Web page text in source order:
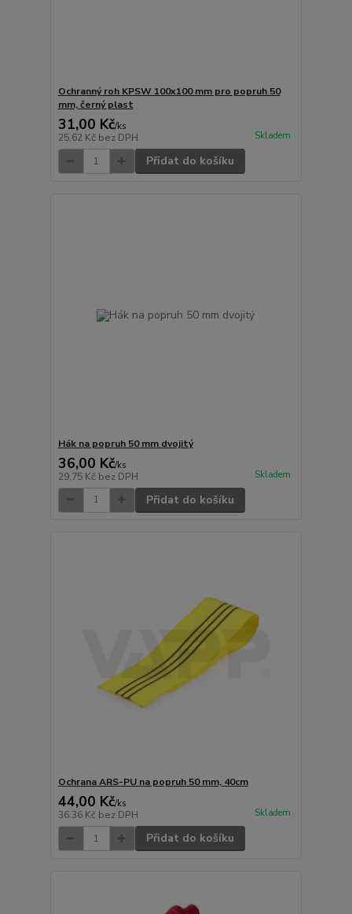
Ochranný roh KPSW 100x100 mm pro popruh 50
mm, černý plast
31,00 Kč/ks
25,62 Kč bez DPH Skladem
Přidat do košíku
Hák na popruh 50 mm dvojitý
36,00 Kč/ks
29,75 Kč bez DPH Skladem
Přidat do košíku
Ochrana ARS-PU na popruh 50 mm, 40cm
44,00 Kč/ks
36,36 Kč bez DPH Skladem
Přidat do košíku